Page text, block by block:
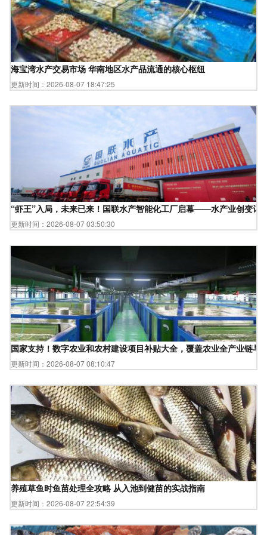
海宝湾水产交易市场 华南地区水产品流通的核心枢纽
更新时间：2026-08-07 18:47:25
“虾王”入局，未来已来！国联水产智能化工厂启幕——水产业创变记
更新时间：2026-08-07 03:50:30
国家支持！数字农业和农村建设项目补贴大全，覆盖农业全产业链与
更新时间：2026-08-07 08:10:47
养殖草鱼时鱼苗处理全攻略 从入池到健苗的实战指南
更新时间：2026-08-07 22:54:39